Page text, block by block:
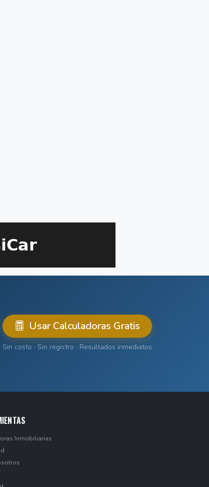
Usar Calculadoras Gratis
Sin costo · Sin registro · Resultados inmediatos
Inmobiliarias